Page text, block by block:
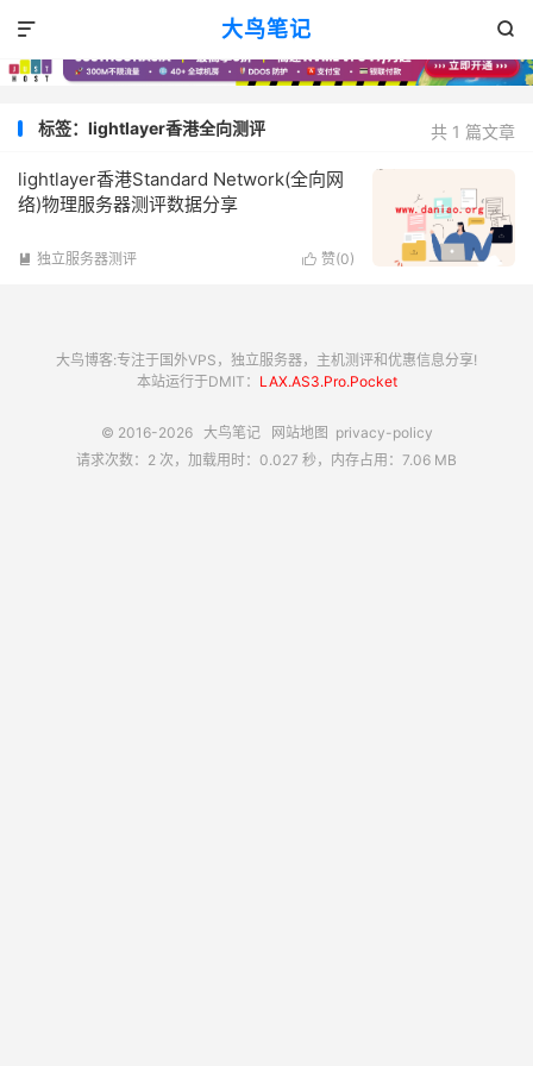
大鸟笔记 

共 1 篇文章
标签：lightlayer香港全向测评
lightlayer香港Standard Network(全向网
络)物理服务器测评数据分享
 赞(0)
 独立服务器测评
大鸟博客:专注于国外VPS，独立服务器，主机测评和优惠信息分享!
本站运行于DMIT： LAX.AS3.Pro.Pocket
© 2016-2026 大鸟笔记 网站地图 privacy-policy
请求次数：2 次，加载用时：0.027 秒，内存占用：7.06 MB